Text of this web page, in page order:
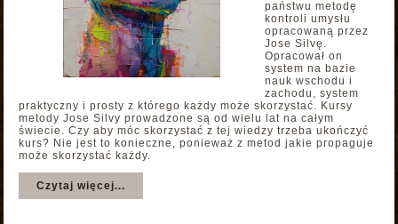
państwu metodę
kontroli umysłu
opracowaną przez
Jose Silvę.
Opracował on
system na bazie
nauk wschodu i
zachodu, system
praktyczny i prosty z którego każdy może skorzystać. Kursy
metody Jose Silvy prowadzone są od wielu lat na całym
świecie. Czy aby móc skorzystać z tej wiedzy trzeba ukończyć
kurs? Nie jest to konieczne, ponieważ z metod jakie propaguje
może skorzystać każdy.
Czytaj więcej...